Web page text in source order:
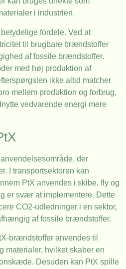
i industrien.
fordele. Ved at
til brugbare brændstoffer
af fossile brændstoffer.
med høj produktion af
ikke altid matcher
mellem produktion og forbrug,
vedvarende energi mere
der
I transportsektoren kan
PtX anvendes i skibe, fly og
er svær at implementere. Dette
CO2-udledninger i en sektor,
af fossile brændstoffer.
brændstoffer anvendes til
materialer, hvilket skaber en
Desuden kan PtX spille